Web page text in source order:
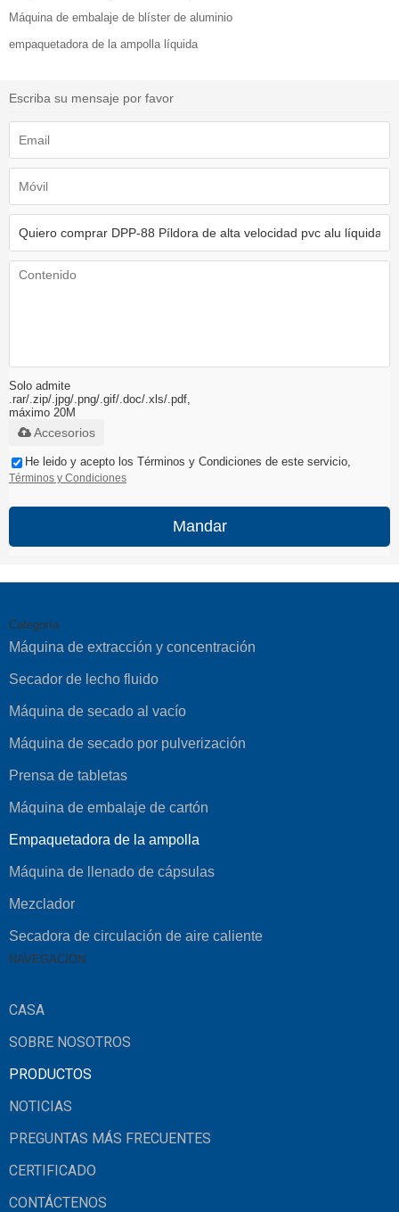
Máquina de embalaje de blíster de aluminio
empaquetadora de la ampolla líquida
Escriba su mensaje por favor
Solo admite
.rar/.zip/.jpg/.png/.gif/.doc/.xls/.pdf,
máximo 20M
Accesorios
He leido y acepto los Términos y Condiciones de este servicio,
Términos y Condiciones
Mandar
Categoría
Máquina de extracción y concentración
Secador de lecho fluido
Máquina de secado al vacío
Máquina de secado por pulverización
Prensa de tabletas
Máquina de embalaje de cartón
Empaquetadora de la ampolla
Máquina de llenado de cápsulas
Mezclador
Secadora de circulación de aire caliente
NAVEGACIÓN
CASA
SOBRE NOSOTROS
PRODUCTOS
NOTICIAS
PREGUNTAS MÁS FRECUENTES
CERTIFICADO
CONTÁCTENOS